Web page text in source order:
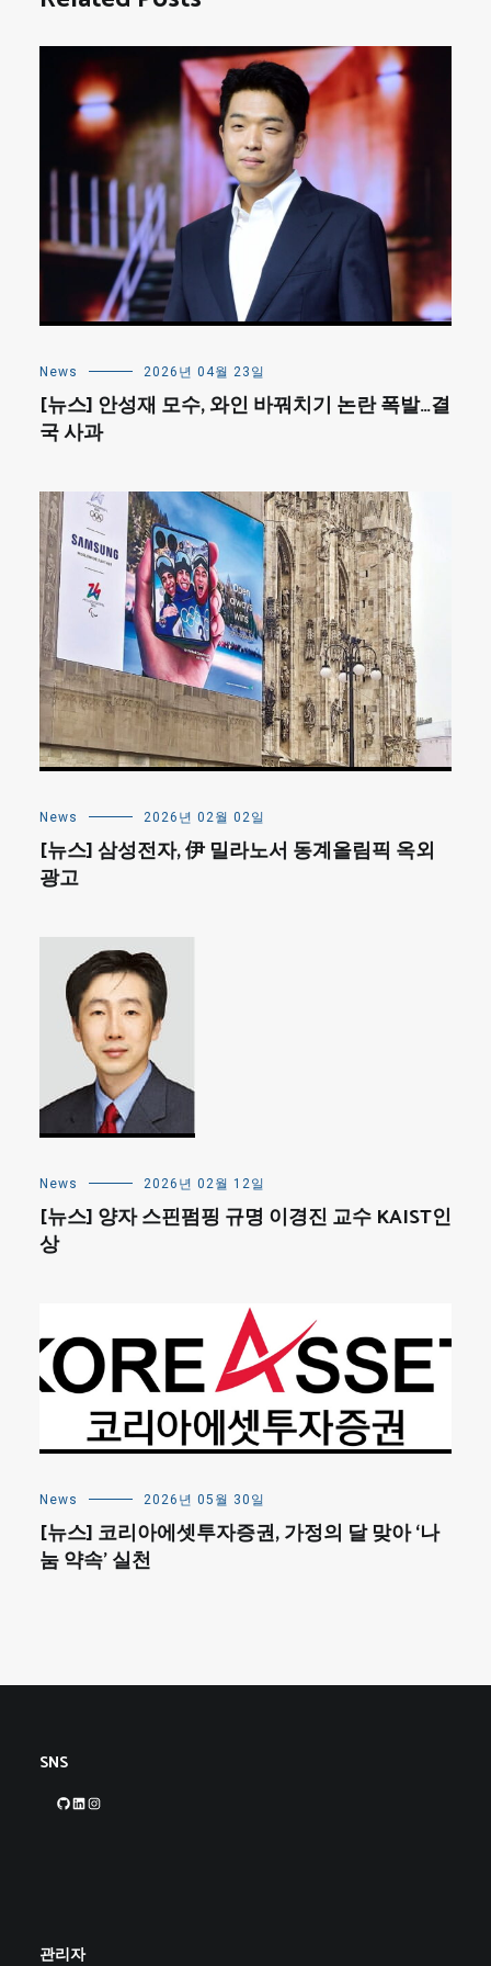
News 2026년 04월 23일
[뉴스] 안성재 모수, 와인 바꿔치기 논란 폭발…결
국 사과
News 2026년 02월 02일
[뉴스] 삼성전자, 伊 밀라노서 동계올림픽 옥외
광고
News 2026년 02월 12일
[뉴스] 양자 스핀펌핑 규명 이경진 교수 KAIST인
상
News 2026년 05월 30일
[뉴스] 코리아에셋투자증권, 가정의 달 맞아 ‘나
눔 약속’ 실천
SNS
GitHubLinkedIn
관리자